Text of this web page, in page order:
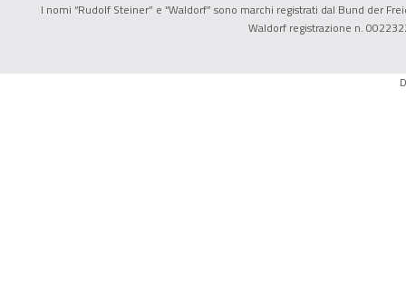
I nomi “Rudolf Steiner” e “Waldorf” sono marchi registrati dal Bund der
Waldorf registrazione n.